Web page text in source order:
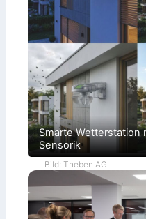
Smarte Wetterstation
Sensorik
Bild: Theben AG